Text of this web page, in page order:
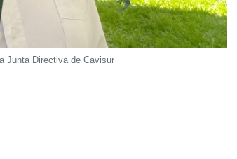
Junta Directiva de Cavisur